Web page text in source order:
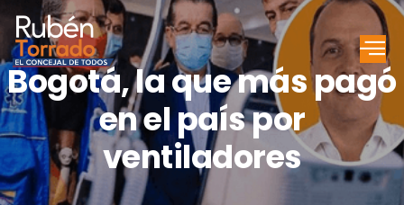
Bogotá, la que más pagó
en el país por
ventiladores